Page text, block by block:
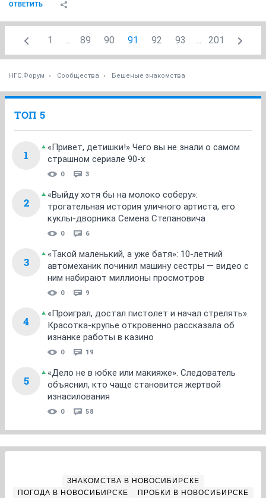
ОТВЕТИТЬ
1 ... 89 90 91 92 93 ... 201
НГС.Форум Сообщества Бешеные знакомства
ТОП 5
1
«Привет, детишки!» Чего вы не знали о самом
страшном сериале 90-х
0 3
2
«Выйду хотя бы на молоко соберу»:
трогательная история уличного артиста, его
куклы-дворника Семена Степановича
0 6
3
«Такой маленький, а уже батя»: 10-летний
автомеханик починил машину сестры — видео с
ним набирают миллионы просмотров
0 9
4
«Проиграл, достал пистолет и начал стрелять».
Красотка-крупье откровенно рассказала об
изнанке работы в казино
0 19
5
«Дело не в юбке или макияже». Следователь
объяснил, кто чаще становится жертвой
изнасилования
0 58
ЗНАКОМСТВА В НОВОСИБИРСКЕ
ПОГОДА В НОВОСИБИРСКЕ
ПРОБКИ В НОВОСИБИРСКЕ